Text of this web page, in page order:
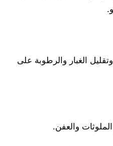
الغبار والرطوبة على
والعفن.